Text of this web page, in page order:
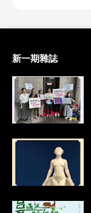
新一期雜誌